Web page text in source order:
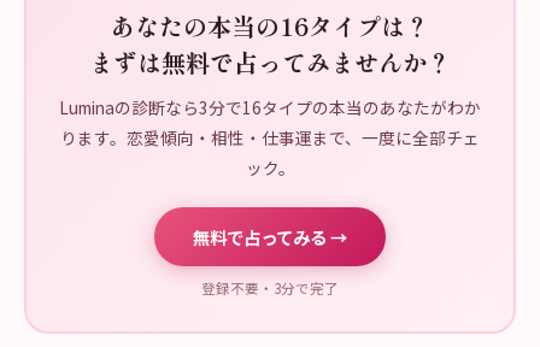
あなたの本当の16タイプは？
まずは無料で占ってみませんか？
Luminaの診断なら3分で16タイプの本当のあなたがわか
ります。恋愛傾向・相性・仕事運まで、一度に全部チェ
ック。
無料で占ってみる →
登録不要・3分で完了